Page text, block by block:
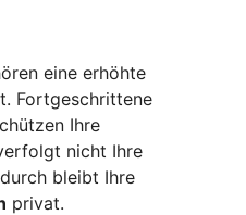
eine erhöhte
Fortgeschrittene
Ihre
nicht Ihre
bleibt Ihre
privat.